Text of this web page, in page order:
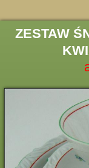
ZESTAW